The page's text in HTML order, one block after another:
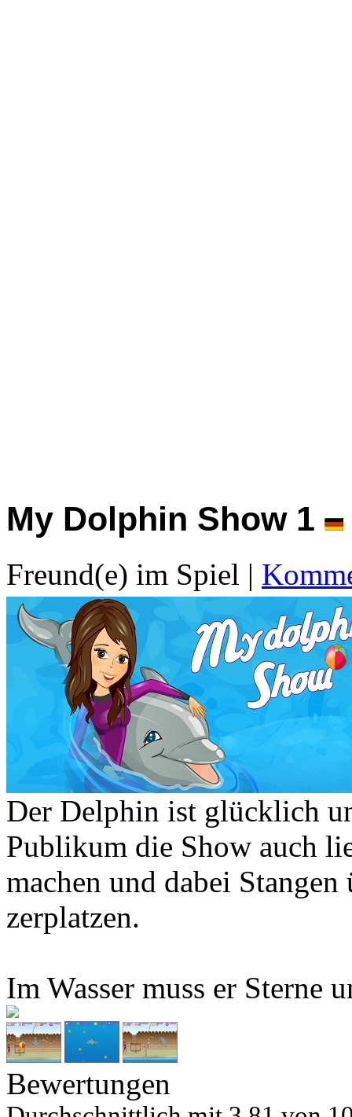
My Dolphin Show 1
Freund(e) im Spiel |
Der Delphin ist glücklich
Publikum die Show auch
machen und dabei
zerplatzen.
Im Wasser muss er Sterne
Bewertungen